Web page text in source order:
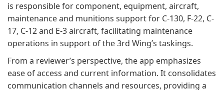
is responsible for component, equipment, aircraft,
maintenance and munitions support for C-130, F-22, C-
17, C-12 and E-3 aircraft, facilitating maintenance
operations in support of the 3rd Wing’s taskings.
From a reviewer’s perspective, the app emphasizes
ease of access and current information. It consolidates
communication channels and resources, providing a